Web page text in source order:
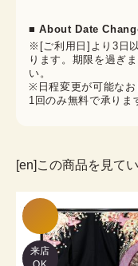
■ About Date
※[ご利用日]より3日
ります。期限を過ぎ
い。
※日程変更が可能なお
1回のみ無料で承りま
[en]この商品を見て
来店